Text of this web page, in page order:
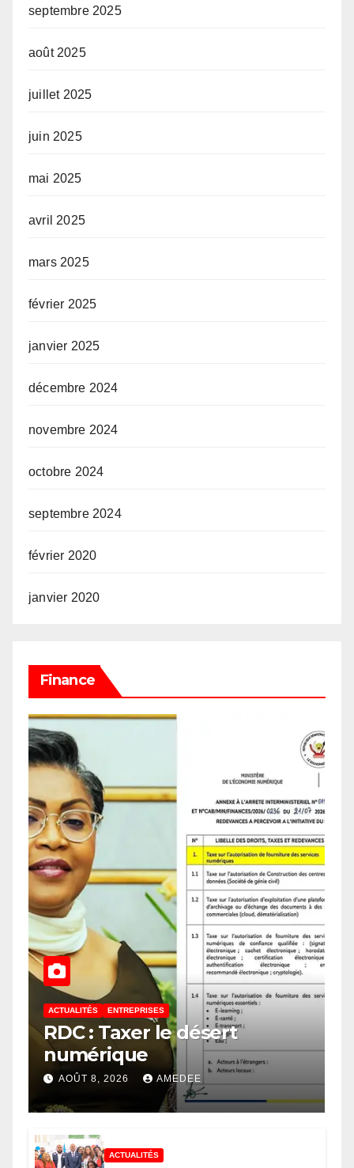
septembre 2025
août 2025
juillet 2025
juin 2025
mai 2025
avril 2025
mars 2025
février 2025
janvier 2025
décembre 2024
novembre 2024
octobre 2024
septembre 2024
février 2020
janvier 2020
Finance
ACTUALITÉS ENTREPRISES
RDC : Taxer le désert
numérique
AOÛT 8, 2026 AMEDEE
ACTUALITÉS